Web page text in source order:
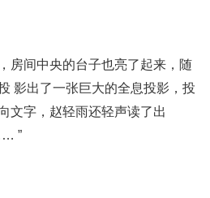
房间中央的台子也亮了起来，随
影出了一张巨大的全息投影，投
文字，赵轻雨还轻声读了出
”